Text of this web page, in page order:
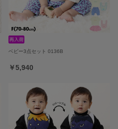
ベビー3点セット 0136B
￥5,940